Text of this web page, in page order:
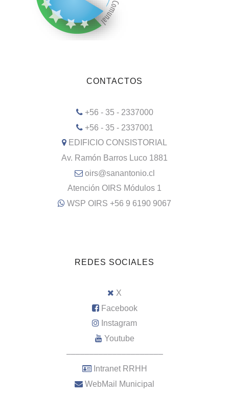
CONTACTOS
+56 - 35 - 2337000
+56 - 35 - 2337001
EDIFICIO CONSISTORIAL
Av. Ramón Barros Luco 1881
oirs@sanantonio.cl
Atención OIRS Módulos 1
WSP OIRS +56 9 6190 9067
REDES SOCIALES
X
Facebook
Instagram
Youtube
–––––––––––––––––––––
Intranet RRHH
WebMail Municipal